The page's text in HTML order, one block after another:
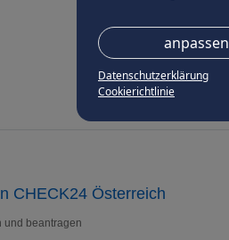
anpassen
Datenschutzerklärung
Cookierichtlinie
CHECK24 Österreich
und beantragen